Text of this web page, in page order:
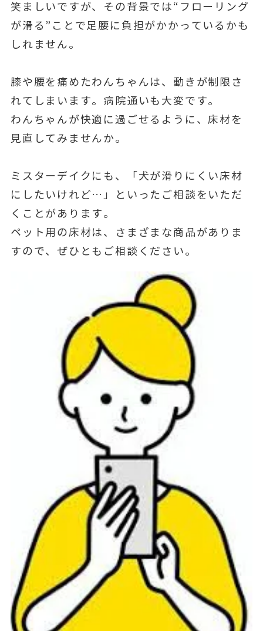
笑ましいですが、その背景では“フローリング
が滑る”ことで足腰に負担がかかっているかも
しれません。
膝や腰を痛めたわんちゃんは、動きが制限さ
れてしまいます。病院通いも大変です。
わんちゃんが快適に過ごせるように、床材を
見直してみませんか。
ミスターデイクにも、「犬が滑りにくい床材
にしたいけれど…」といったご相談をいただ
くことがあります。
ペット用の床材は、さまざまな商品がありま
すので、ぜひともご相談ください。